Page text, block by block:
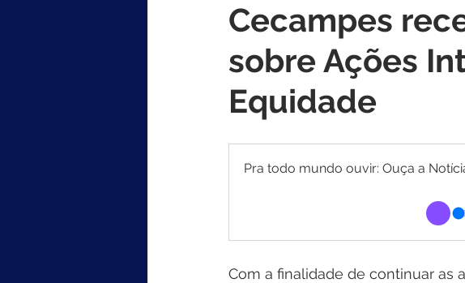
Cecampes
sobre Ações
Equidade
Pra todo mundo ouvir: Ouça a
Com a finalidade de continuar as